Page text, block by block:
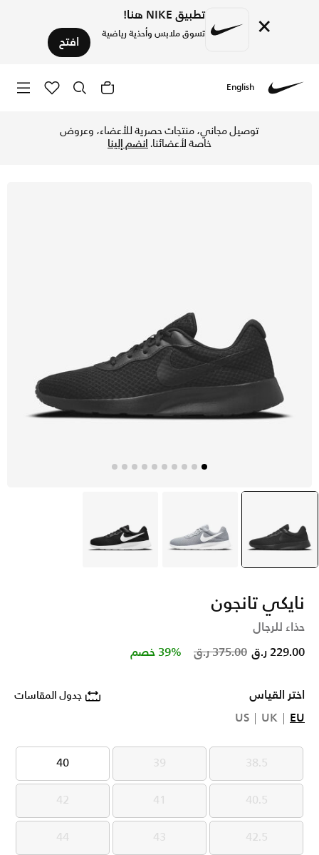
× تطبيق NIKE هنا!
تسوق ملابس وأحذية رياضية افتح
English
توصيل مجاني، منتجات حصرية للأعضاء، وعروض
خاصة لأعضائنا.انضم إلينا
selected
أسود رمادي أسود
نايكي تانجون
حذاء للرجال
Price reduced from
375.00 ر.ق to 229.00 ر.ق 39% خصم
اختر القياس جدول المقاسات
EU
UK
US
38.5
38.5
39
39
40
40
40.5
40.5
41
41
42
42
42.5
42.5
43
43
44
44